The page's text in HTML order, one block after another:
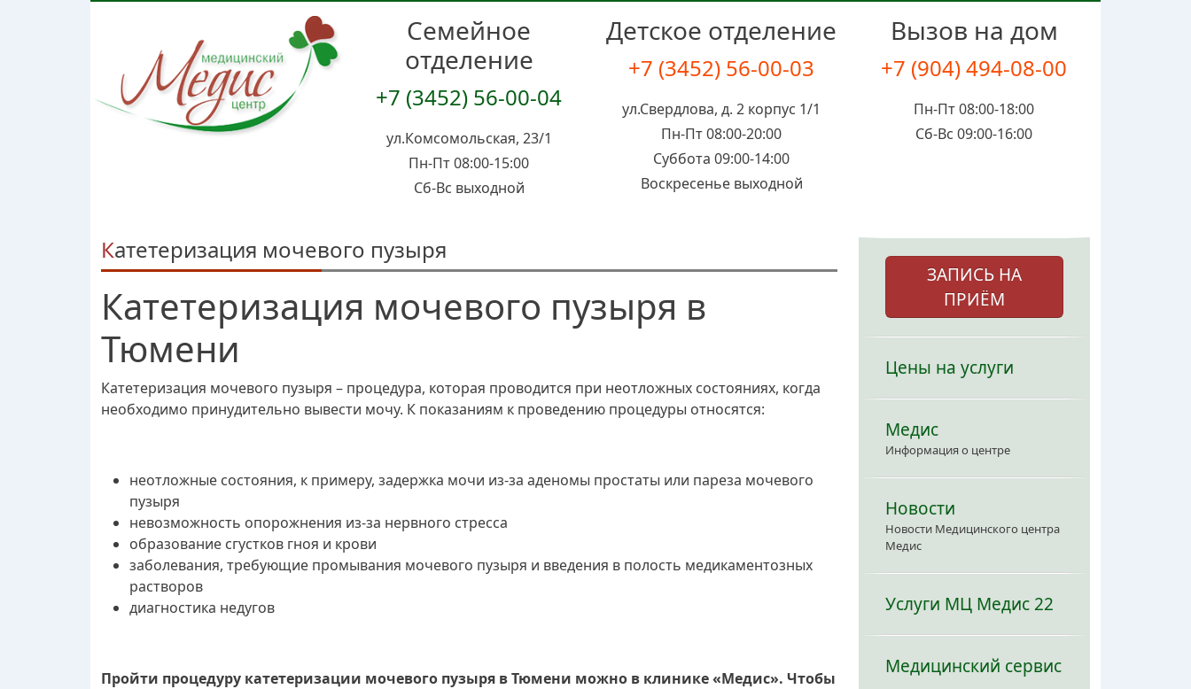
Семейное
отделение
+7 (3452) 56-00-04
ул.Комсомольская, 23/1
Пн-Пт 08:00-15:00
Сб-Вс выходной
Детское отделение
+7 (3452) 56-00-03
ул.Свердлова, д. 2 корпус 1/1
Пн-Пт 08:00-20:00
Суббота 09:00-14:00
Воскресенье выходной
Вызов на дом
+7 (904) 494-08-00
Пн-Пт 08:00-18:00
Сб-Вс 09:00-16:00
Катетеризация мочевого пузыря
Катетеризация мочевого пузыря в
Тюмени
Катетеризация мочевого пузыря – процедура, которая проводится при неотложных состояниях, когда
необходимо принудительно вывести мочу. К показаниям к проведению процедуры относятся:
неотложные состояния, к примеру, задержка мочи из-за аденомы простаты или пареза мочевого
пузыря
невозможность опорожнения из-за нервного стресса
образование сгустков гноя и крови
заболевания, требующие промывания мочевого пузыря и введения в полость медикаментозных
растворов
диагностика недугов
Пройти процедуру катетеризации мочевого пузыря в Тюмени можно в клинике «Медис». Чтобы
ЗАПИСЬ НА
ПРИЁМ
Цены на услуги
Медис
Информация о центре
Новости
Новости Медицинского центра
Медис
Услуги МЦ Медис 22
Медицинский сервис